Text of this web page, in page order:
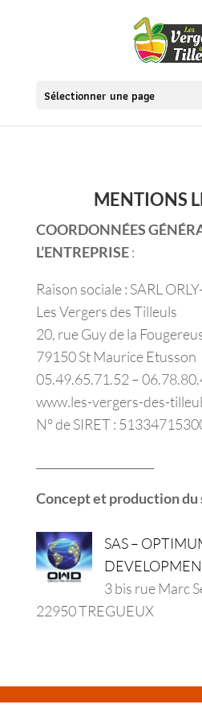
Sélectionner une page
MENTIONS
COORDONNÉES
L’ENTREPRISE:
Raison sociale : SARL
Les Vergers des Tilleuls
20, rue Guy de la
79150 St Maurice Etusson
05.49.65.71.52 –
www.les-vergers-des-
N° de SIRET :
Concept et production du
SAS –
3 bis rue Marc
22950 TREGUEUX